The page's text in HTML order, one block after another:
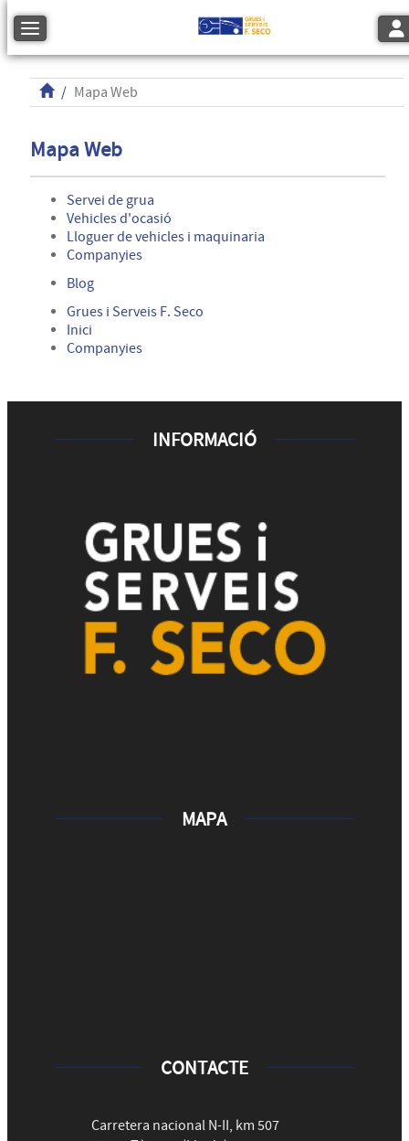
Toggle navigation
Mapa Web
Mapa Web
Servei de grua
Vehicles d'ocasió
Lloguer de vehicles i maquinaria
Companyies
Blog
Grues i Serveis F. Seco
Inici
Companyies
INFORMACIÓ
MAPA
CONTACTE
Carretera nacional N-II, km 507